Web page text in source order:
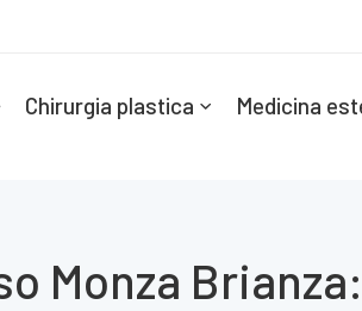
Chirurgia plastica Medicina
Monza